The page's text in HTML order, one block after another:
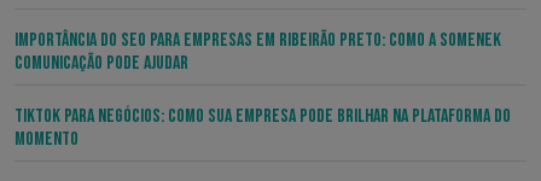
Importância do SEO para Empresas em Ribeirão Preto: Como a Somenek
Comunicação Pode Ajudar
TikTok para Negócios: Como sua Empresa pode Brilhar na Plataforma do
Momento